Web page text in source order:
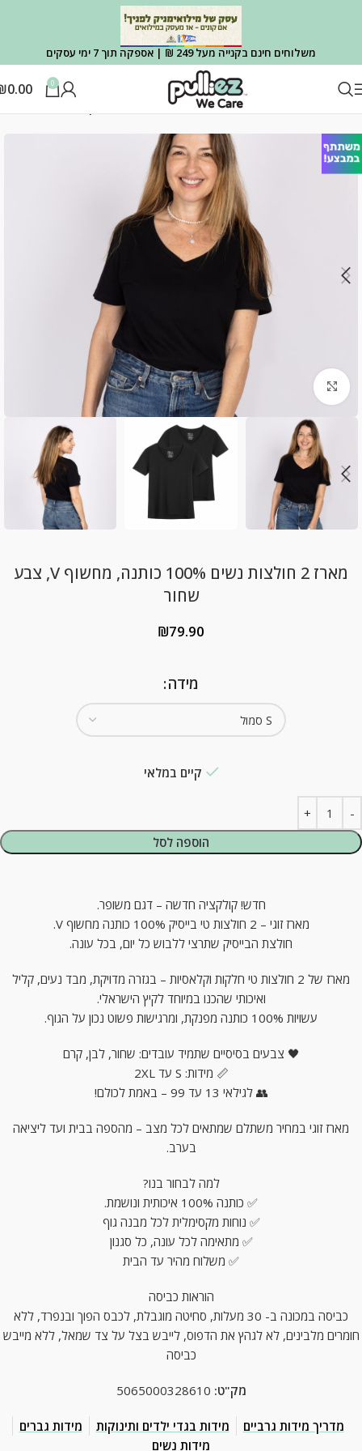
משלוחים חינם בקנייה מעל 249 ₪ | אספקה תוך 7 ימי עסקים
0
0.00
מארז 2 חולצות נשים 100% כותנה, מחשוף V, צבע
שחור
₪79.90
מידה
קיים במלאי
הוספה לסל
חדש! קולקציה חדשה – דגם משופר.
מארז זוגי – 2 חולצות טי בייסיק 100% כותנה מחשוף V.
חולצת הבייסיק שתרצי ללבוש כל יום, בכל עונה.
מארז של 2 חולצות טי חלקות וקלאסיות – בגזרה מדויקת, מבד נעים, קליל
ואיכותי שהכנו במיוחד לקיץ הישראלי.
עשויות 100% כותנה מפנקת, ומרגישות פשוט נכון על הגוף.
🖤 צבעים בסיסיים שתמיד עובדים: שחור, לבן, קרם
📏 מידות: S עד 2XL
👥 לגילאי 13 עד 99 – באמת לכולם!
מארז זוגי במחיר משתלם שמתאים לכל מצב – מהספה בבית ועד ליציאה
בערב.
למה לבחור בנו?
✅ כותנה 100% איכותית ונושמת.
✅ נוחות מקסימלית לכל מבנה גוף
✅ מתאימה לכל עונה, כל סגנון
✅ משלוח מהיר עד הבית
הוראות כביסה
כביסה במכונה ב- 30 מעלות, סחיטה מוגבלת, לכבס הפוך ובנפרד, ללא
חומרים מלבינים, לא לגהץ את הדפוס, לייבש בצל על צד שמאל, ללא מייבש
כביסה
מק"ט: 5065000328610
מדריך מידות גרביים מידות בגדי ילדים ותינוקות
מידות גברים
מידות נשים
עמוד הבית ביגוד נשים חולצות טי בייסיק
Click to enlarge